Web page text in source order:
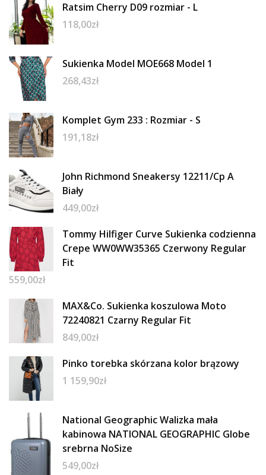
Ratsim Cherry D09 rozmiar - L
118,00zł
Sukienka Model MOE668 Model 1
268,43zł
Komplet Gym 233 : Rozmiar - S
191,18zł
John Richmond Sneakersy 12211/Cp A
Biały
449,00zł
Tommy Hilfiger Curve Sukienka codzienna
Crepe WW0WW35365 Czerwony Regular
Fit
559,00zł
MAX&Co. Sukienka koszulowa Moto
72240821 Czarny Regular Fit
849,00zł
Pinko torebka skórzana kolor brązowy
1 159,90zł
National Geographic Walizka mała
kabinowa NATIONAL GEOGRAPHIC Globe
srebrna NoSize
549,00zł